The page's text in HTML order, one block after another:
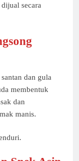
secara
dan gula
membentuk
dan
manis.